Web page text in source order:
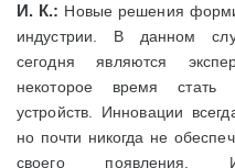
И. К.: Новые решения
индустрии. В данном
сегодня являются
некоторое время
устройств. Инновации
но почти никогда не
своего появления.